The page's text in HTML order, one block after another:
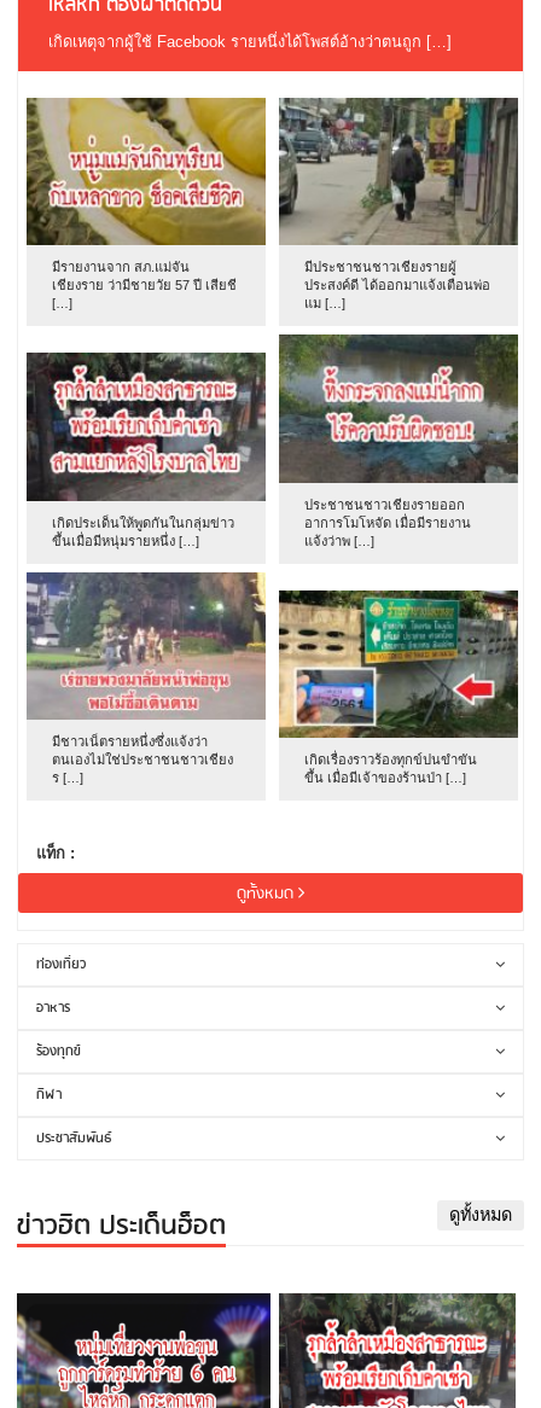
เกิดเหตุจากผู้ใช้ Facebook รายหนึ่งได้โพสต์อ้างว่าตนถูก […]
มีรายงานจาก สภ.แม่จัน
เชียงราย ว่ามีชายวัย 57 ปี เสียชี
[…]
มีประชาชนชาวเชียงรายผู้
ประสงค์ดี ได้ออกมาแจ้งเตือนพ่อ
แม […]
เกิดประเด็นให้พูดกันในกลุ่มข่าว
ขึ้นเมื่อมีหนุ่มรายหนึ่ง […]
ประชาชนชาวเชียงรายออก
อาการโมโหจัด เมื่อมีรายงาน
แจ้งว่าพ […]
มีชาวเน็ตรายหนึ่งซึ่งแจ้งว่า
ตนเองไม่ใช่ประชาชนชาวเชียง
ร […]
เกิดเรื่องราวร้องทุกข์ปนขำขัน
ขึ้น เมื่อมีเจ้าของร้านป่า […]
แท็ก :
ดูทั้งหมด
ท่องเที่ยว
อาหาร
ร้องทุกข์
กีฬา
ประชาสัมพันธ์
ข่าวฮิต ประเด็นฮ็อต ดูทั้งหมด